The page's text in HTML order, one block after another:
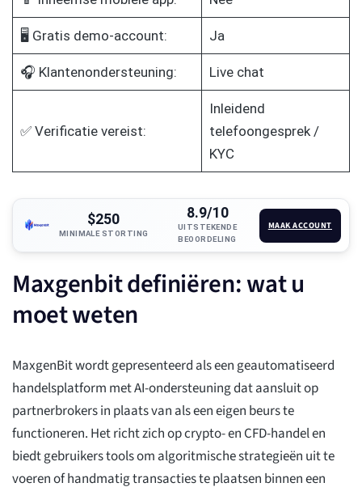
🖥️ Gratis demo-account: Ja
🎧 Klantenondersteuning: Live chat
✅ Verificatie vereist:
Inleidend
telefoongesprek /
KYC
$250
MINIMALE STORTING
8.9/10
UITSTEKENDE
BEOORDELING
MAAK ACCOUNT
Maxgenbit definiëren: wat u
moet weten
MaxgenBit wordt gepresenteerd als een geautomatiseerd
handelsplatform met AI-ondersteuning dat aansluit op
partnerbrokers in plaats van als een eigen beurs te
functioneren. Het richt zich op crypto- en CFD-handel en
biedt gebruikers tools om algoritmische strategieën uit te
voeren of handmatig transacties te plaatsen binnen een